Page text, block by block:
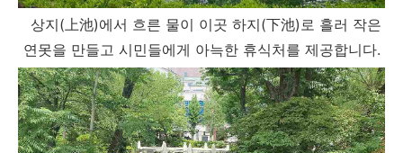
상지(上池)에서 흐른 물이 이곳 하지(下池)로 흘러 작은
연못을 만들고 시민들에게 아늑한 휴식처를 제공합니다.